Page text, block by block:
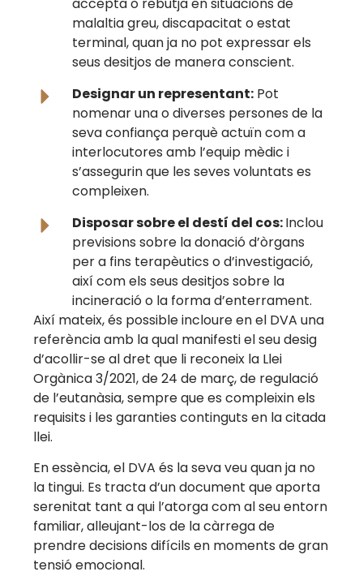
malaltia greu, discapacitat o estat
terminal, quan ja no pot expressar els
seus desitjos de manera conscient.
Designar un representant:Pot
nomenar una o diverses persones de la
seva confiança perquè actuïn com a
interlocutores amb l’equip mèdic i
s’assegurin que les seves voluntats es
compleixen.
Disposar sobre el destí del cos:Inclou
previsions sobre la donació d’òrgans
per a fins terapèutics o d’investigació,
així com els seus desitjos sobre la
incineració o la forma d’enterrament.
Així mateix, és possible incloure en el DVA una
referència amb la qual manifesti el seu desig
d’acollir-se al dret que li reconeix la Llei
Orgànica 3/2021, de 24 de març, de regulació
de l’eutanàsia, sempre que es compleixin els
requisits i les garanties continguts en la citada
llei.
En essència, el DVA és la seva veu quan ja no
la tingui. Es tracta d’un document que aporta
serenitat tant a qui l’atorga com al seu entorn
familiar, alleujant-los de la càrrega de
prendre decisions difícils en moments de gran
tensió emocional.